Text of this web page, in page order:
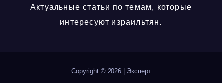
Актуальные статьи по темам, которые
интересуют израильтян.
Copyright © 2026 Эксперт